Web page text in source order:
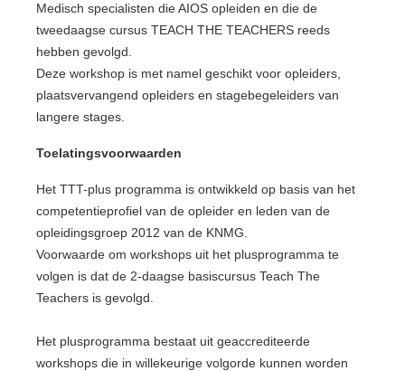
Medisch specialisten die AIOS opleiden en die de
tweedaagse cursus TEACH THE TEACHERS reeds
hebben gevolgd.
Deze workshop is met namel geschikt voor opleiders,
plaatsvervangend opleiders en stagebegeleiders van
langere stages.
Toelatingsvoorwaarden
Het TTT-plus programma is ontwikkeld op basis van het
competentieprofiel van de opleider en leden van de
opleidingsgroep 2012 van de KNMG.
Voorwaarde om workshops uit het plusprogramma te
volgen is dat de 2-daagse basiscursus Teach The
Teachers is gevolgd.
Het plusprogramma bestaat uit geaccrediteerde
workshops die in willekeurige volgorde kunnen worden